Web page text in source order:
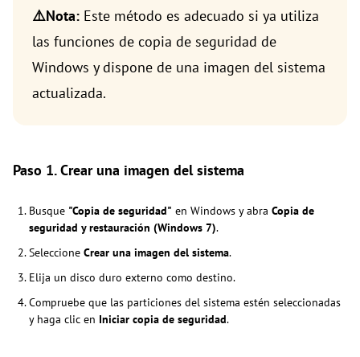
⚠️Nota: Este método es adecuado si ya utiliza
las funciones de copia de seguridad de
Windows y dispone de una imagen del sistema
actualizada.
Paso 1. Crear una imagen del sistema
Busque "Copia de seguridad" en Windows y abra Copia de
seguridad y restauración (Windows 7).
Seleccione Crear una imagen del sistema.
Elija un disco duro externo como destino.
Compruebe que las particiones del sistema estén seleccionadas
y haga clic en Iniciar copia de seguridad.